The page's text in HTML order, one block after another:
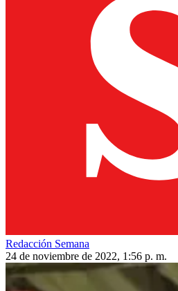
Redacción Semana
24 de noviembre de 2022, 1:56 p. m.